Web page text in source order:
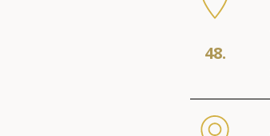
48.